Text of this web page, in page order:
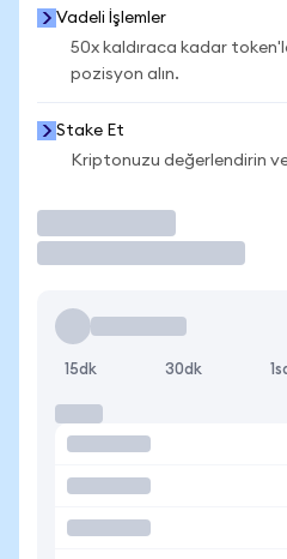
Vadeli İşlemler
50x kaldıraca kadar
pozisyon alın.
Stake Et
Kriptonuzu değerlendirin
15dk 30dk